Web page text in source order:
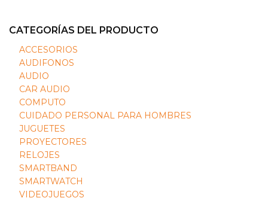
CATEGORÍAS DEL PRODUCTO
ACCESORIOS
AUDIFONOS
AUDIO
CAR AUDIO
COMPUTO
CUIDADO PERSONAL PARA HOMBRES
JUGUETES
PROYECTORES
RELOJES
SMARTBAND
SMARTWATCH
VIDEOJUEGOS